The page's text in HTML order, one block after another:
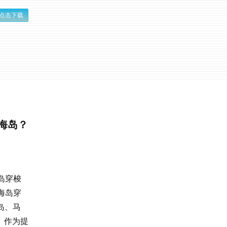
击下载
岛？
穿梭
岛穿
、马
作为提